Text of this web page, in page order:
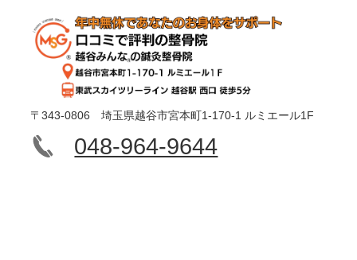
〒343-0806 埼玉県越谷市宮本町1-170-1 ルミエール1F
048-964-9644